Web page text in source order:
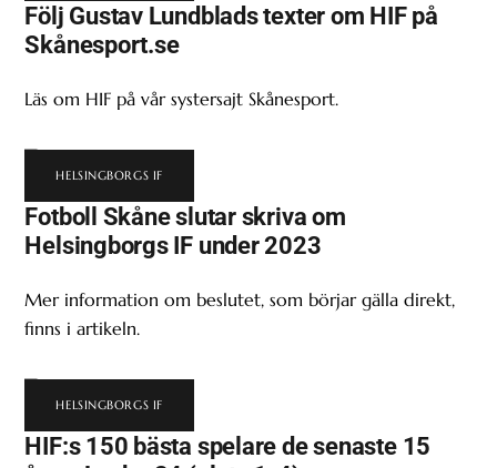
Följ Gustav Lundblads texter om HIF på
Skånesport.se
Läs om HIF på vår systersajt Skånesport.
HELSINGBORGS IF
Fotboll Skåne slutar skriva om
Helsingborgs IF under 2023
Mer information om beslutet, som börjar gälla direkt,
finns i artikeln.
HELSINGBORGS IF
HIF:s 150 bästa spelare de senaste 15